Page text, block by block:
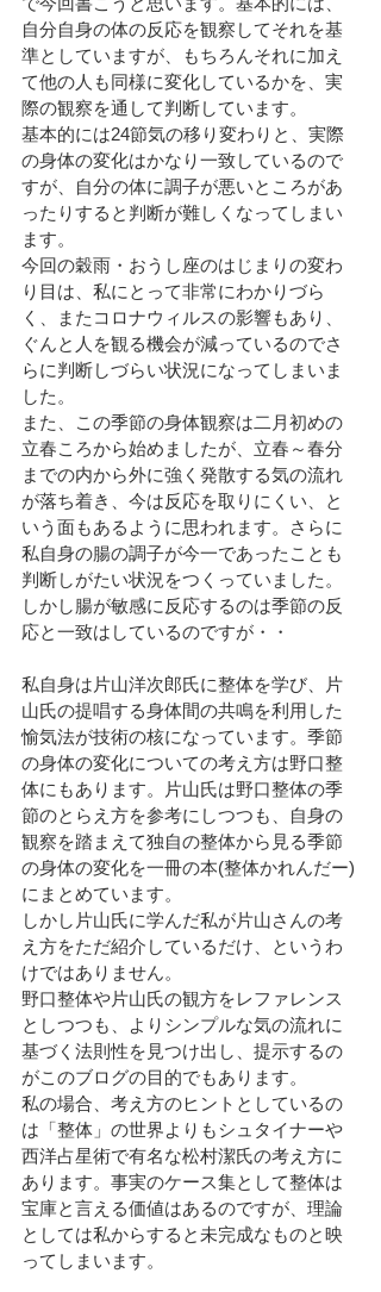
自分自身の体の反応を観察してそれを基
準としていますが、もちろんそれに加え
て他の人も同様に変化しているかを、実
際の観察を通して判断しています。
基本的には24節気の移り変わりと、実際
の身体の変化はかなり一致しているので
すが、自分の体に調子が悪いところがあ
ったりすると判断が難しくなってしまい
ます。
今回の穀雨・おうし座のはじまりの変わ
り目は、私にとって非常にわかりづら
く、またコロナウィルスの影響もあり、
ぐんと人を観る機会が減っているのでさ
らに判断しづらい状況になってしまいま
した。
また、この季節の身体観察は二月初めの
立春ころから始めましたが、立春～春分
までの内から外に強く発散する気の流れ
が落ち着き、今は反応を取りにくい、と
いう面もあるように思われます。さらに
私自身の腸の調子が今一であったことも
判断しがたい状況をつくっていました。
しかし腸が敏感に反応するのは季節の反
応と一致はしているのですが・・
私自身は片山洋次郎氏に整体を学び、片
山氏の提唱する身体間の共鳴を利用した
愉気法が技術の核になっています。季節
の身体の変化についての考え方は野口整
体にもあります。片山氏は野口整体の季
節のとらえ方を参考にしつつも、自身の
観察を踏まえて独自の整体から見る季節
の身体の変化を一冊の本(整体かれんだー)
にまとめています。
しかし片山氏に学んだ私が片山さんの考
え方をただ紹介しているだけ、というわ
けではありません。
野口整体や片山氏の観方をレファレンス
としつつも、よりシンプルな気の流れに
基づく法則性を見つけ出し、提示するの
がこのブログの目的でもあります。
私の場合、考え方のヒントとしているの
は「整体」の世界よりもシュタイナーや
西洋占星術で有名な松村潔氏の考え方に
あります。事実のケース集として整体は
宝庫と言える価値はあるのですが、理論
としては私からすると未完成なものと映
ってしまいます。